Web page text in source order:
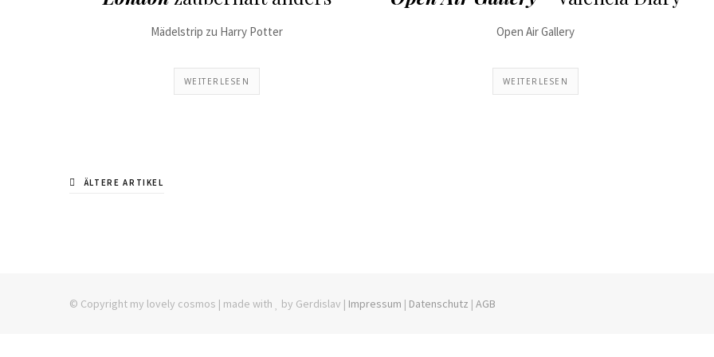
Mädelstrip zu Harry Potter
WEITERLESEN
Open Air Gallery
WEITERLESEN
ÄLTERE ARTIKEL
© Copyright my lovely cosmos | made with by Gerdislav | Impressum | Datenschutz | AGB